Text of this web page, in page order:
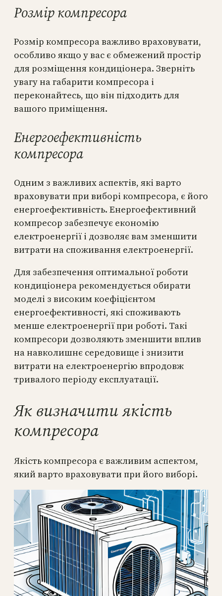
Розмір компресора
Розмір компресора важливо враховувати,
особливо якщо у вас є обмежений простір
для розміщення кондиціонера. Зверніть
увагу на габарити компресора і
переконайтесь, що він підходить для
вашого приміщення.
Енергоефективність
компресора
Одним з важливих аспектів, які варто
враховувати при виборі компресора, є його
енергоефективність. Енергоефективний
компресор забезпечує економію
електроенергії і дозволяє вам зменшити
витрати на споживання електроенергії.
Для забезпечення оптимальної роботи
кондиціонера рекомендується обирати
моделі з високим коефіцієнтом
енергоефективності, які споживають
менше електроенергії при роботі. Такі
компресори дозволяють зменшити вплив
на навколишнє середовище і знизити
витрати на електроенергію впродовж
тривалого періоду експлуатації.
Як визначити якість
компресора
Якість компресора є важливим аспектом,
який варто враховувати при його виборі.